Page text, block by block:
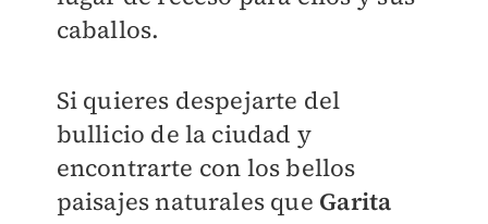
caballos.
Si quieres despejarte del
bullicio de la ciudad y
encontrarte con los bellos
paisajes naturales que Garita